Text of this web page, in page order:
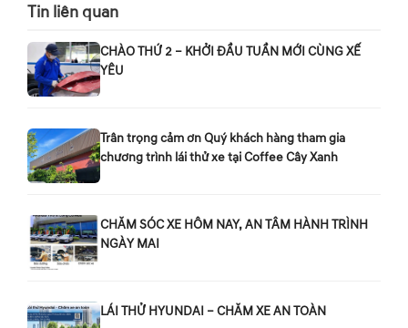
Tin liên quan
CHÀO THỨ 2 – KHỞI ĐẦU TUẦN MỚI CÙNG XẾ
YÊU
Trân trọng cảm ơn Quý khách hàng tham gia
chương trình lái thử xe tại Coffee Cây Xanh
CHĂM SÓC XE HÔM NAY, AN TÂM HÀNH TRÌNH
NGÀY MAI
LÁI THỬ HYUNDAI – CHĂM XE AN TOÀN